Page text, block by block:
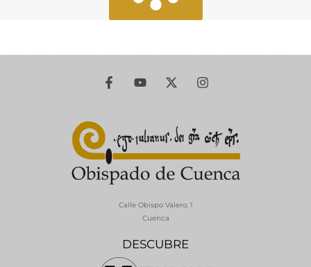
DESCUBRE
Calle Obispo Valero, 1
Cuenca